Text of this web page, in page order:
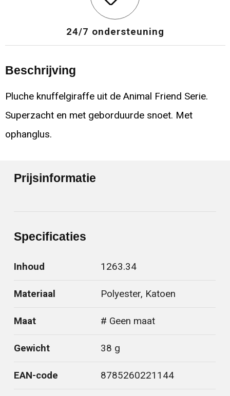
24/7 ondersteuning
Beschrijving
Pluche knuffelgiraffe uit de Animal Friend Serie.
Superzacht en met geborduurde snoet. Met
ophanglus.
Prijsinformatie
Specificaties
Inhoud 1263.34
Materiaal Polyester, Katoen
Maat # Geen maat
Gewicht 38 g
EAN-code 8785260221144